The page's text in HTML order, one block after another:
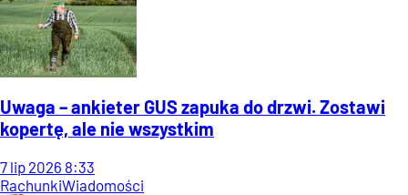
Uwaga – ankieter GUS zapuka do drzwi. Zostawi
kopertę, ale nie wszystkim
7 lip 2026 8:33
RachunkiWiadomości